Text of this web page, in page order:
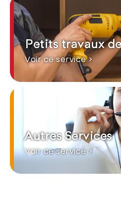
Petits travaux
Voir ce service >
Autres Services
Voir ce service >